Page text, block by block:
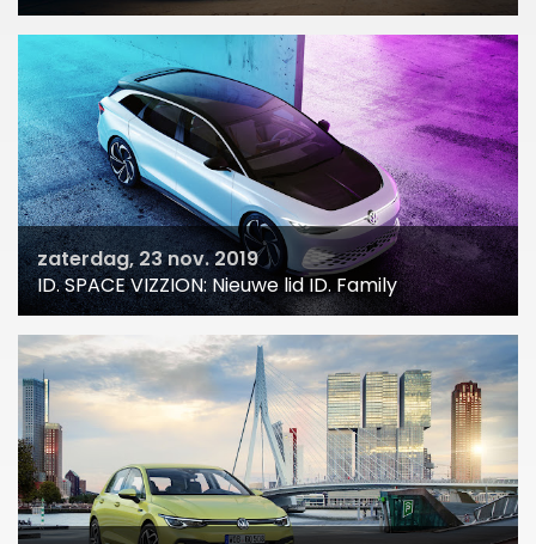
zaterdag, 23 nov. 2019
ID. SPACE VIZZION: Nieuwe lid ID. Family